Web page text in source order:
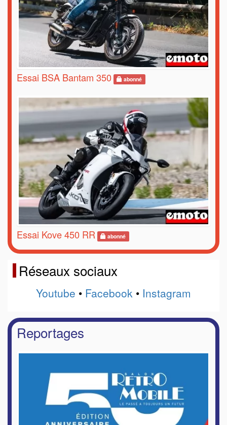
Essai BSA Bantam 350 abonné
Essai Kove 450 RR abonné
Réseaux sociaux
Youtube • Facebook • Instagram
Reportages